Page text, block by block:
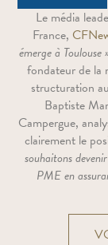
Le média
France,
émerge à Toulouse
fondateur de la
structuration
Baptiste
Campergue,
clairement le
souhaitons
PME en